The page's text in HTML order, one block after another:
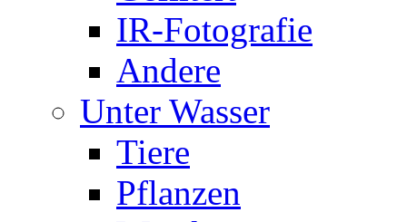
IR-Fotografie
Andere
Unter Wasser
Tiere
Pflanzen